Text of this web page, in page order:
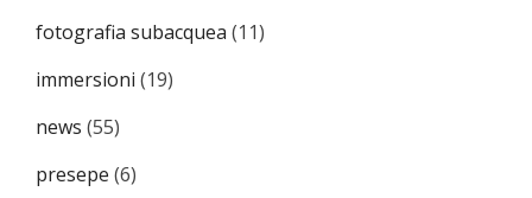
fotografia subacquea (11)
immersioni (19)
news (55)
presepe (6)